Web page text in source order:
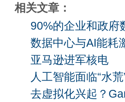
相关文章：
90%的企业和政府
数据中心与AI能耗
亚马逊进军核电
人工智能面临“水荒
去虚拟化兴起？